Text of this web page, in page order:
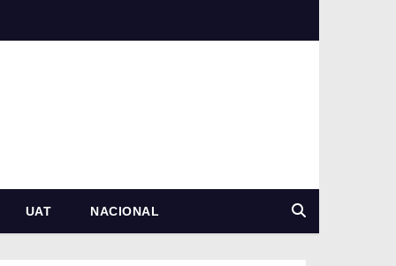
UAT NACIONAL